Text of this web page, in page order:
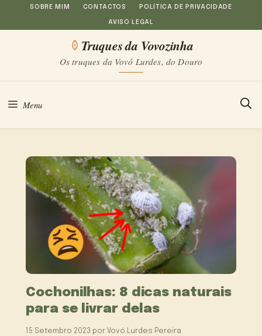
Saltar
para
conteúdo
SOBRE MIM CONTACTOS POLÍTICA DE PRIVACIDADE
AVISO LEGAL
Truques da Vovozinha
Os truques da Vovó Lurdes, do Douro
Menu
Cochonilhas: 8 dicas naturais
para se livrar delas
15 Setembro 2023 por Vovó Lurdes Pereira